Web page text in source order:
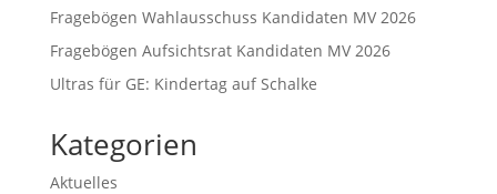
Fragebögen Wahlausschuss Kandidaten MV 2026
Fragebögen Aufsichtsrat Kandidaten MV 2026
Ultras für GE: Kindertag auf Schalke
Kategorien
Aktuelles